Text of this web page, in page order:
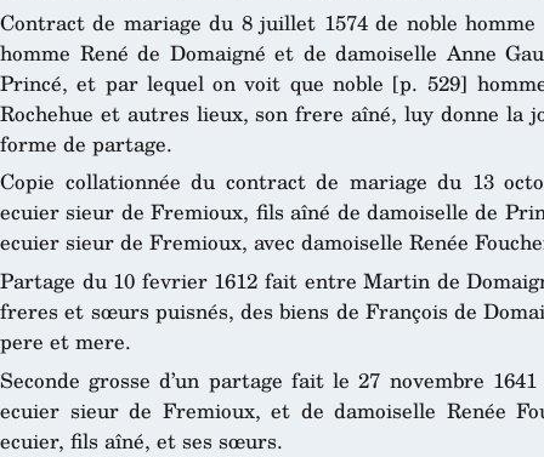
Contract de mariage du 8 juillet 1574 de noble
homme René de Domaigné et de damoiselle Anne
Princé, et par lequel on voit que noble [p. 529]
Rochehue et autres lieux, son frere aîné, luy donne la
forme de partage.
Copie collationnée du contract de mariage du 13
ecuier sieur de Fremioux, fils aîné de damoiselle de
ecuier sieur de Fremioux, avec damoiselle Renée
Partage du 10 fevrier 1612 fait entre Martin de
freres et sœurs puisnés, des biens de François de
pere et mere.
Seconde grosse d’un partage fait le 27 novembre
ecuier sieur de Fremioux, et de damoiselle Renée
ecuier, fils aîné, et ses sœurs.